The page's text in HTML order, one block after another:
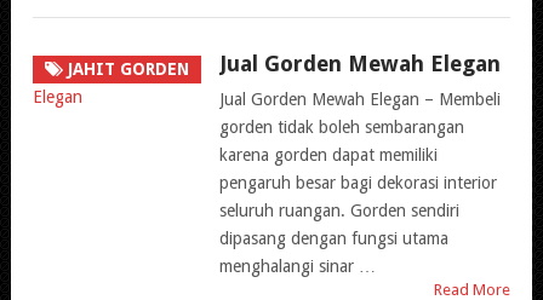
JAHIT GORDEN Jual Gorden Mewah Elegan
Jual Gorden Mewah Elegan – Membeli
gorden tidak boleh sembarangan
karena gorden dapat memiliki
pengaruh besar bagi dekorasi interior
seluruh ruangan. Gorden sendiri
dipasang dengan fungsi utama
menghalangi sinar …
Read More